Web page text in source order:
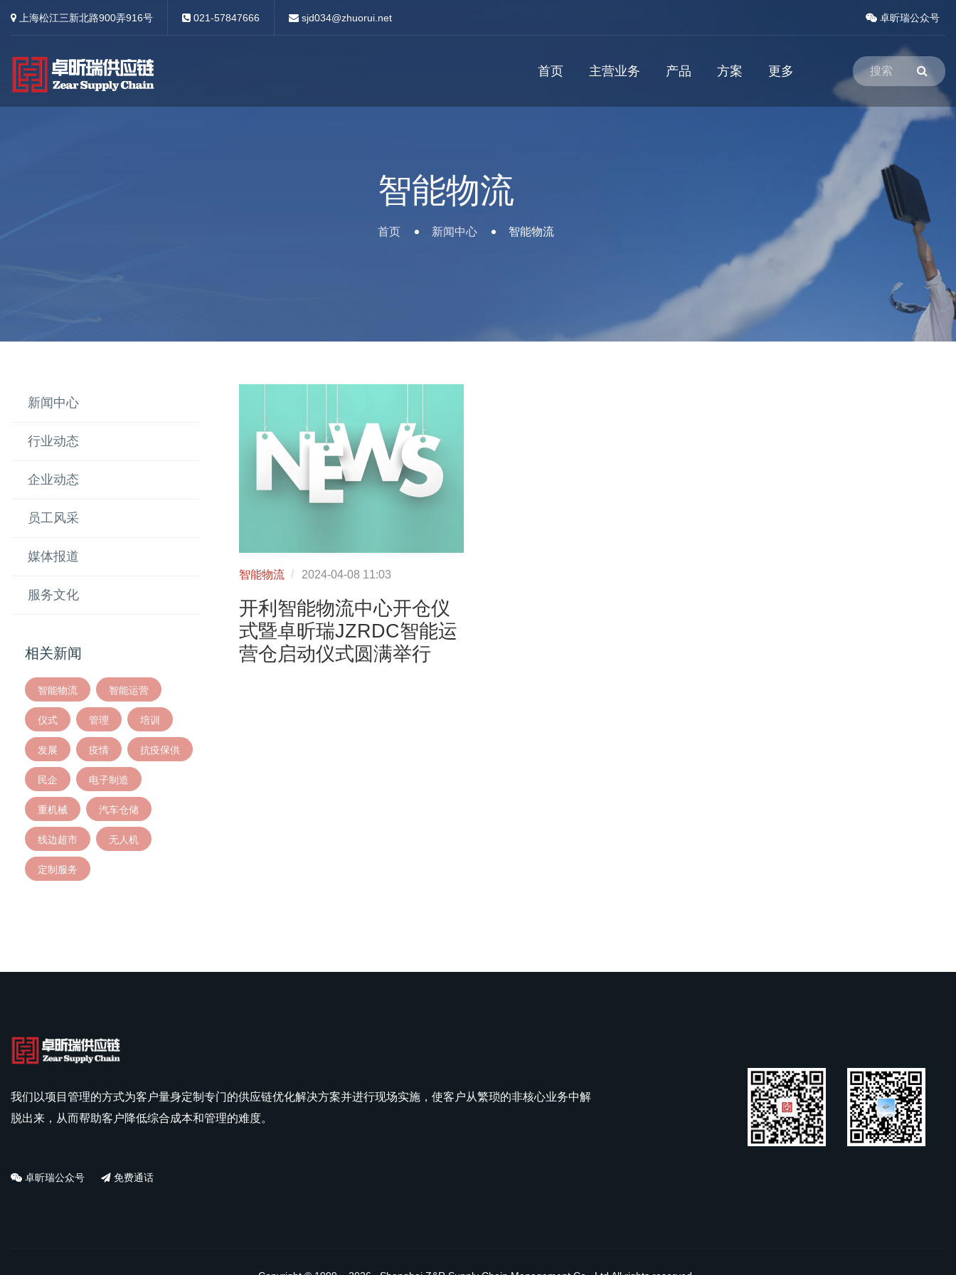
上海松江三新北路900弄916号 021-57847666 sjd034@zhuorui.net 卓昕瑞公众号
首页 主营业务 产品 方案 更多
智能物流
首页 新闻中心 智能物流
新闻中心
行业动态
企业动态
员工风采
媒体报道
服务文化
相关新闻
智能物流 智能运营
仪式 管理 培训
发展 疫情 抗疫保供
民企 电子制造
重机械 汽车仓储
线边超市 无人机
定制服务
智能物流 2024-04-08 11:03
开利智能物流中心开仓仪
式暨卓昕瑞JZRDC智能运
营仓启动仪式圆满举行
我们以项目管理的方式为客户量身定制专门的供应链优化解决方案并进行现场实施，使客户从繁琐的非核心业务中解
脱出来，从而帮助客户降低综合成本和管理的难度。
卓昕瑞公众号 免费通话